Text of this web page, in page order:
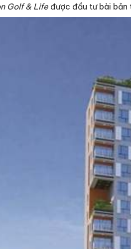
Golf & Life được đầu tư bài bản